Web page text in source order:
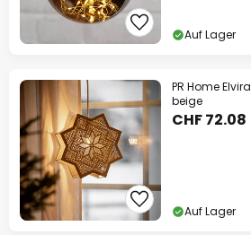
Auf Lager
PR Home
beige
CHF 72.08
Auf Lager